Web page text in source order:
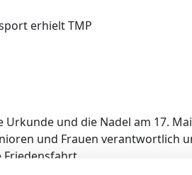
erhielt TMP
und die Nadel am 17.
und Frauen